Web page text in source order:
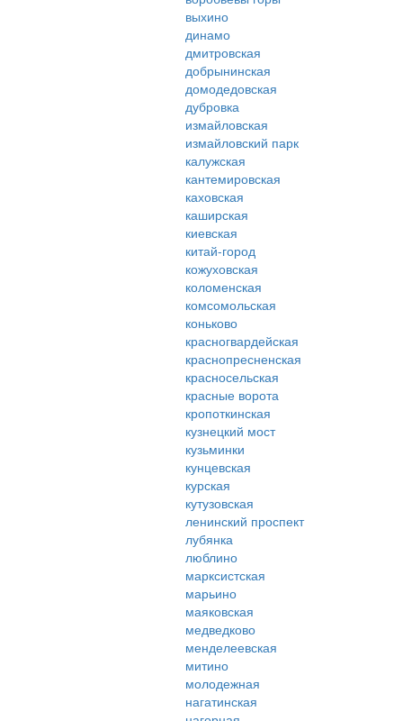
выхино
динамо
дмитровская
добрынинская
домодедовская
дубровка
измайловская
измайловский парк
калужская
кантемировская
каховская
каширская
киевская
китай-город
кожуховская
коломенская
комсомольская
коньково
красногвардейская
краснопресненская
красносельская
красные ворота
кропоткинская
кузнецкий мост
кузьминки
кунцевская
курская
кутузовская
ленинский проспект
лубянка
люблино
марксистская
марьино
маяковская
медведково
менделеевская
митино
молодежная
нагатинская